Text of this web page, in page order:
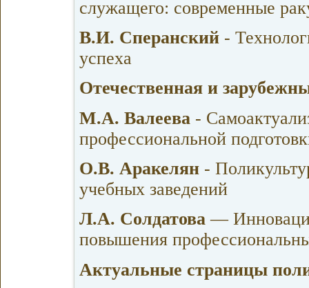
служащего: современные
В.И. Сперанский -
успеха
Отечественная и
М.А. Валеева -
профессиональной
О.В. Аракелян -
учебных заведений
Л.А. Солдатова—
повышения
Актуальные страницы